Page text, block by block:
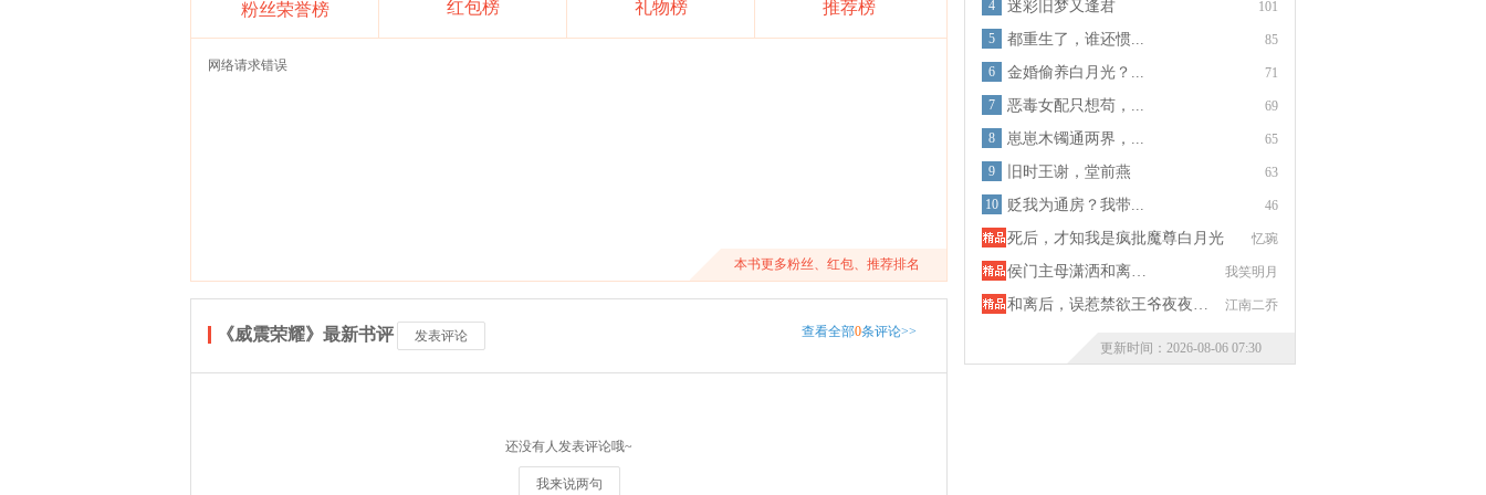
粉丝荣誉榜 红包榜 礼物榜 推荐榜
网络请求错误
本书更多粉丝、红包、推荐排名
查看全部0条评论>>
《威震荣耀》最新书评 发表评论
还没有人发表评论哦~
我来说两句
101
4 迷彩旧梦又逢君
85
5 都重生了，谁还惯...
71
6 金婚偷养白月光？...
69
7 恶毒女配只想苟，...
65
8 崽崽木镯通两界，...
63
9 旧时王谢，堂前燕
46
10 贬我为通房？我带...
忆琬
死后，才知我是疯批魔尊白月光
我笑明月
精 侯门主母潇洒和离…
江南二乔
精 和离后，误惹禁欲王爷夜夜…
更新时间：2026-08-06 07:30